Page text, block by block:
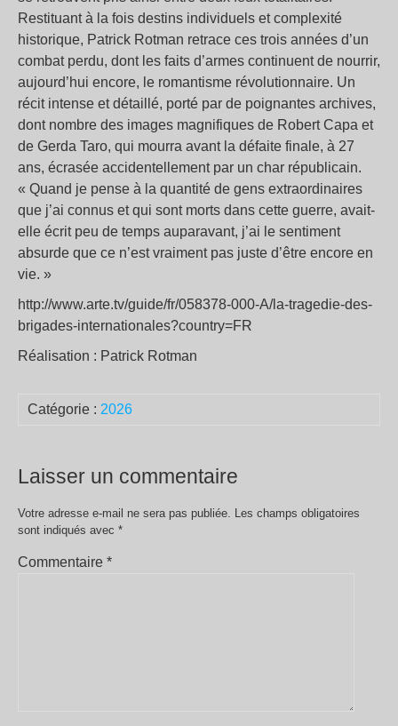
Restituant à la fois destins individuels et complexité
historique, Patrick Rotman retrace ces trois années d’un
combat perdu, dont les faits d’armes continuent de nourrir,
aujourd’hui encore, le romantisme révolutionnaire. Un
récit intense et détaillé, porté par de poignantes archives,
dont nombre des images magnifiques de Robert Capa et
de Gerda Taro, qui mourra avant la défaite finale, à 27
ans, écrasée accidentellement par un char républicain.
« Quand je pense à la quantité de gens extraordinaires
que j’ai connus et qui sont morts dans cette guerre, avait-
elle écrit peu de temps auparavant, j’ai le sentiment
absurde que ce n’est vraiment pas juste d’être encore en
vie. »
http://www.arte.tv/guide/fr/058378-000-A/la-tragedie-des-
brigades-internationales?country=FR
Réalisation : Patrick Rotman
Catégorie : 2026
Laisser un commentaire
Votre adresse e-mail ne sera pas publiée. Les champs obligatoires
sont indiqués avec *
Commentaire *